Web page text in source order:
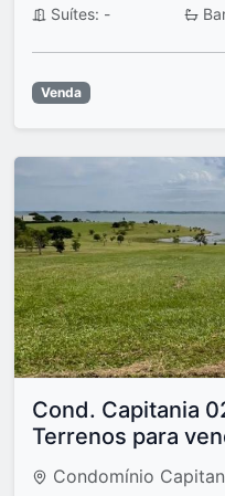
Suítes: -
Venda
Cond. Capitania
Terrenos para
Condomínio